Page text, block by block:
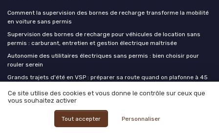
Comment la supervision des bornes de recharge transforme la mobilité
en voiture sans permis
Supervision des bornes de recharge pour véhicules de location sans
permis : carburant, entretien et gestion électrique maîtrisée
Autonomie des utilitaires électriques sans permis : bien choisir pour
rouler serein
Grands trajets d'été en VSP : préparer sa route quand on plafonne à 45
Petit utilitaire électrique sans permis : la nouvelle mobilité accessible à
Ce site utilise des cookies et vous donne le contrôle sur ceux que
vous souhaitez activer
Tout accepter Personnaliser